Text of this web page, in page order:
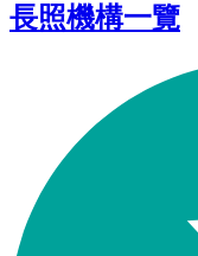
長照機構一覽